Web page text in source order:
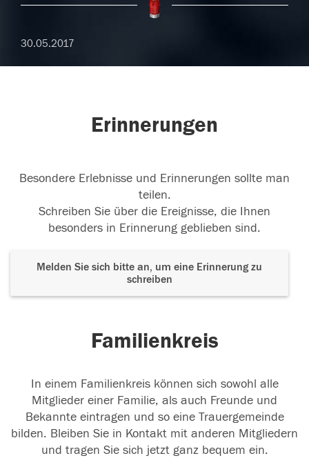
30.05.2017
Erinnerungen
Besondere Erlebnisse und Erinnerungen sollte man
teilen.
Schreiben Sie über die Ereignisse, die Ihnen
besonders in Erinnerung geblieben sind.
Melden Sie sich bitte an, um eine Erinnerung zu
schreiben
Familienkreis
In einem Familienkreis können sich sowohl alle
Mitglieder einer Familie, als auch Freunde und
Bekannte eintragen und so eine Trauergemeinde
bilden. Bleiben Sie in Kontakt mit anderen Mitgliedern
und tragen Sie sich jetzt ganz bequem ein.